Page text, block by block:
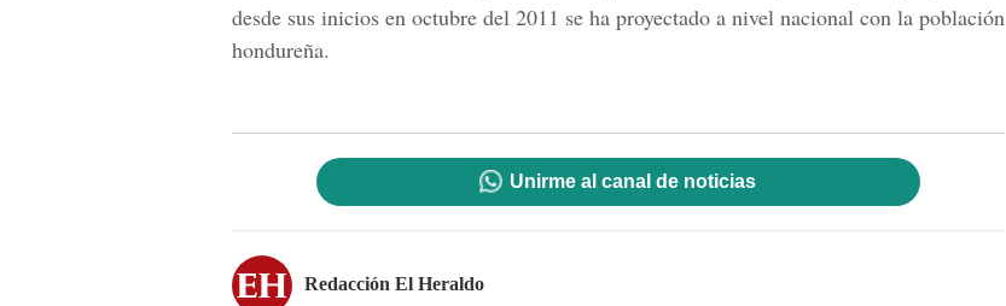
desde sus inicios en octubre del 2011 se ha proyectado a nivel nacional con la población
hondureña.
Unirme al canal de noticias
Redacción El Heraldo